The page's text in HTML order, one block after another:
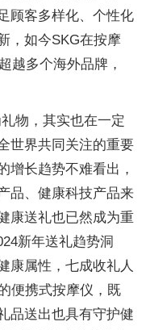
顾客多样化、个性化
，如今SKG在按摩
越多个海外品牌，
物，其实也在一定
世界共同关注的重要
增长趋势不难看出，
品、健康科技产品来
康送礼也已然成为重
新年送礼趋势洞
康属性，七成收礼人
便携式按摩仪，既
品送出也具有守护健